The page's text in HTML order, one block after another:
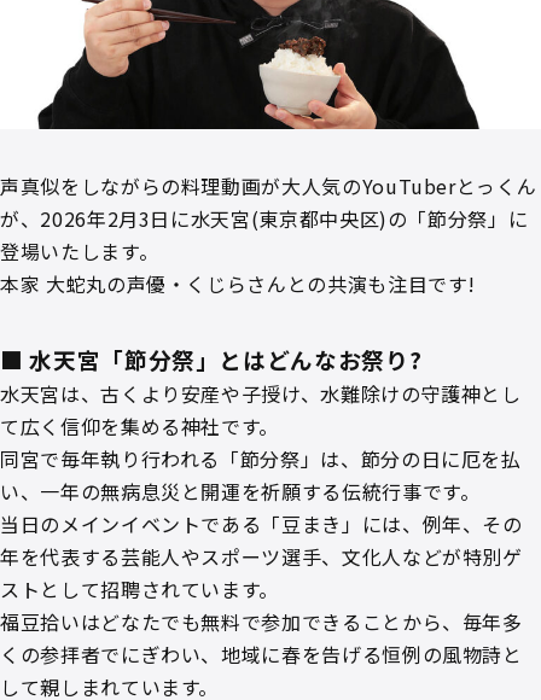
声真似をしながらの料理動画が大人気のYouTuberとっくん
が、2026年2月3日に水天宮(東京都中央区)の「節分祭」に
登場いたします。
本家 大蛇丸の声優・くじらさんとの共演も注目です!
■ 水天宮「節分祭」とはどんなお祭り?
水天宮は、古くより安産や子授け、水難除けの守護神とし
て広く信仰を集める神社です。
同宮で毎年執り行われる「節分祭」は、節分の日に厄を払
い、一年の無病息災と開運を祈願する伝統行事です。
当日のメインイベントである「豆まき」には、例年、その
年を代表する芸能人やスポーツ選手、文化人などが特別ゲ
ストとして招聘されています。
福豆拾いはどなたでも無料で参加できることから、毎年多
くの参拝者でにぎわい、地域に春を告げる恒例の風物詩と
して親しまれています。